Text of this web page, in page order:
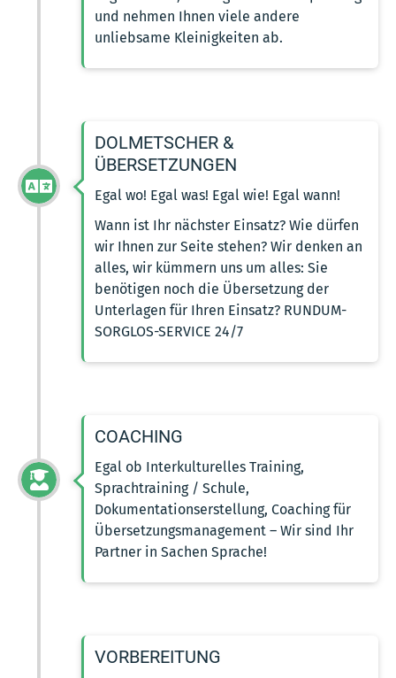
und nehmen Ihnen viele andere
unliebsame Kleinigkeiten ab.
DOLMETSCHER &
ÜBERSETZUNGEN
Egal wo! Egal was! Egal wie! Egal wann!
Wann ist Ihr nächster Einsatz? Wie dürfen
wir Ihnen zur Seite stehen? Wir denken an
alles, wir kümmern uns um alles: Sie
benötigen noch die Übersetzung der
Unterlagen für Ihren Einsatz? RUNDUM-
SORGLOS-SERVICE 24/7
COACHING
Egal ob Interkulturelles Training,
Sprachtraining / Schule,
Dokumentationserstellung, Coaching für
Übersetzungsmanagement – Wir sind Ihr
Partner in Sachen Sprache!
VORBEREITUNG